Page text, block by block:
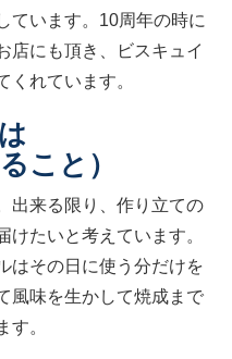
ています。10周年の時に
店にも頂き、ビスキュイ
くれています。
こと）
出来る限り、作り立ての
たいと考えています。
はその日に使う分だけを
風味を生かして焼成まで
す。